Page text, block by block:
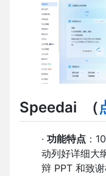
Speedai （
· 功能特点 ：
动列好详细大
辩 PPT 和致